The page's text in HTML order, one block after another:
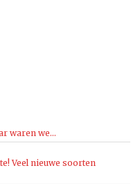
waren we...
Veel nieuwe soorten